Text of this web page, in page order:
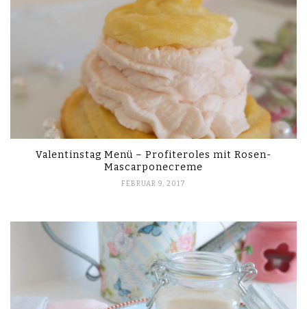
Valentinstag Menü – Profiteroles mit Rosen-
Mascarponecreme
FEBRUAR 9, 2017